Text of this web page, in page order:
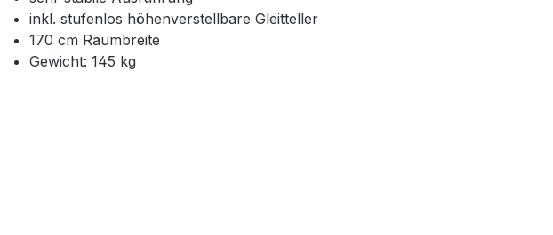
inkl. stufenlos höhenverstellbare Gleitteller
170 cm Räumbreite
Gewicht: 145 kg